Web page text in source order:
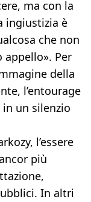
ma con la
ingiustizia è
che non
Per
della
l’entourage
un silenzio
l’essere
più
In altri